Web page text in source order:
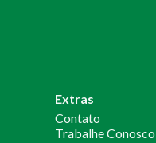
Extras
Contato
Trabalhe Conosco